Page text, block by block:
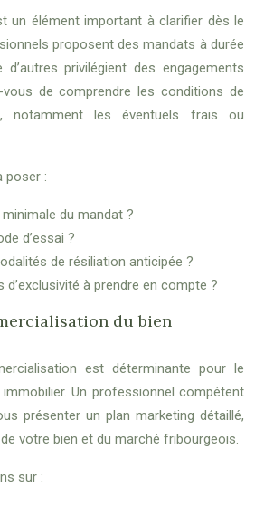
un élément important à clarifier dès le
proposent des mandats à durée
privilégient des engagements
de comprendre les conditions de
notamment les éventuels frais ou
poser :
du mandat ?
d’essai ?
de résiliation anticipée ?
à prendre en compte ?
du bien
est déterminante pour le
Un professionnel compétent
présenter un plan marketing détaillé,
votre bien et du marché fribourgeois.
sur :